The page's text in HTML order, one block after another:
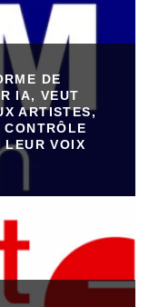
DE
IA, VEUT
ARTISTES,
LEUR VOIX